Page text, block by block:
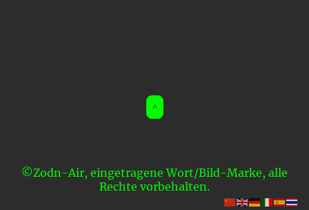
^
©Zodn-Air, eingetragene Wort/Bild-Marke, alle
Rechte vorbehalten.